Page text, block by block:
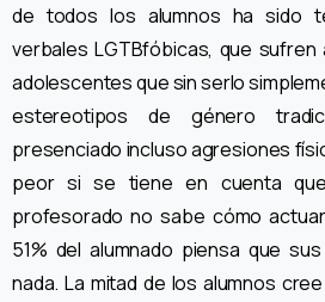
de todos los alumnos ha sido
verbales LGTBfóbicas, que
adolescentes que sin serlo
estereotipos de género
presenciado incluso agresiones
peor si se tiene en cuenta
profesorado no sabe cómo
51% del alumnado piensa que
nada. La mitad de los alumnos